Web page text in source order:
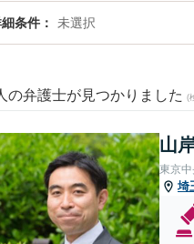
条件 未選択
の弁護士が見つかりました (
山
東京
埼